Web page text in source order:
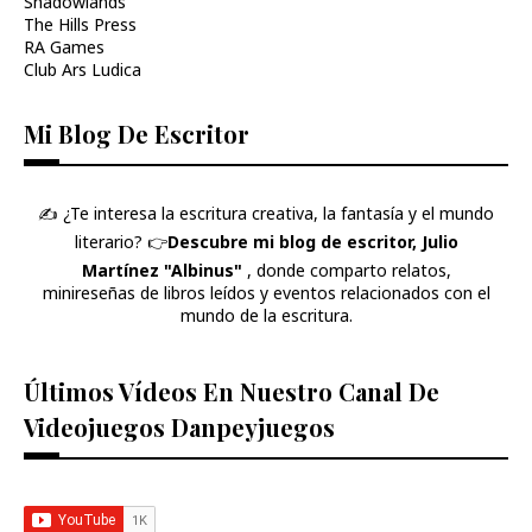
The Hills Press
RA Games
Club Ars Ludica
Mi Blog De Escritor
✍️ ¿Te interesa la escritura creativa, la fantasía y el mundo
literario? 👉​Descubre mi blog de escritor, Julio
Martínez "Albinus" , donde comparto relatos,
minireseñas de libros leídos y eventos relacionados con el
mundo de la escritura.
Últimos Vídeos En Nuestro Canal De
Videojuegos Danpeyjuegos